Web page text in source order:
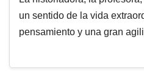
un sentido de la vida
pensamiento y una gran